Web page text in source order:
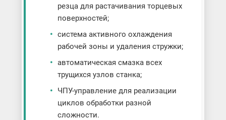
резца для растачивания торцевых
поверхностей;
система активного охлаждения
рабочей зоны и удаления стружки;
автоматическая смазка всех
трущихся узлов станка;
ЧПУ-управление для реализации
циклов обработки разной
сложности.